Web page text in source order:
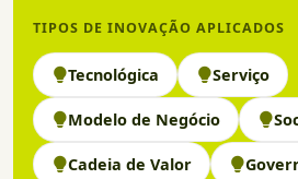
TIPOS DE INOVAÇÃO APLICADOS
Tecnológica Serviço
Modelo de Negócio
Cadeia de Valor